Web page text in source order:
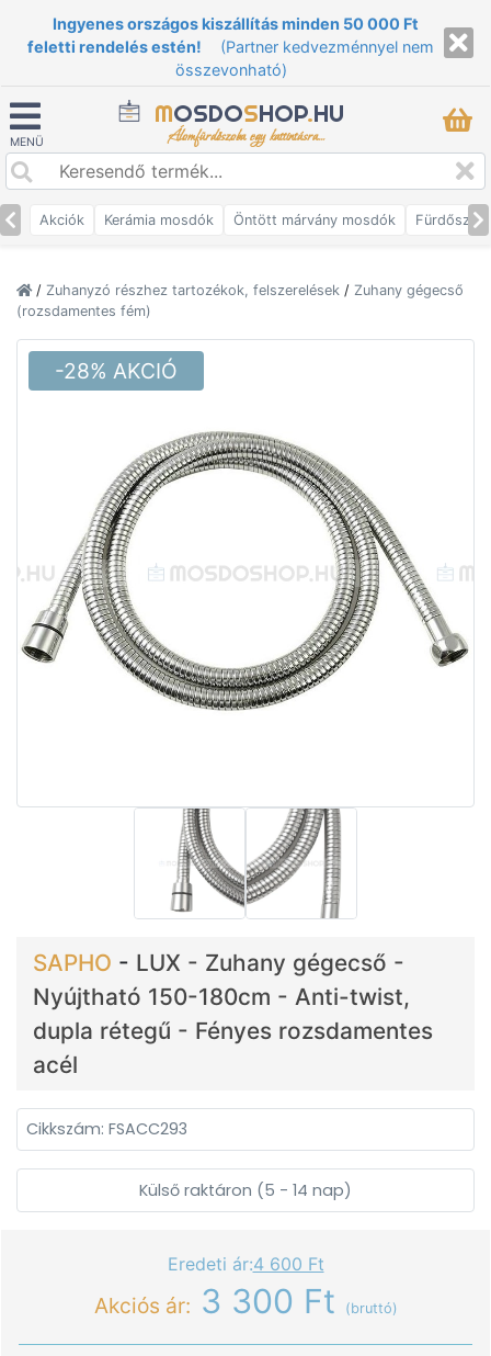
Ingyenes országos kiszállítás minden 50 000 Ft
feletti rendelés estén!
(Partner kedvezménnyel nem
összevonható)
MENÜ
MOSDOSHOP.HU
Álomfürdőszoba egy kattintásra...
Akciók Kerámia mosdók Öntött márvány mosdók
/ Zuhanyzó részhez tartozékok, felszerelések / Zuhany gégecső
(rozsdamentes fém)
-28% AKCIÓ
SAPHO - LUX - Zuhany gégecső -
Nyújtható 150-180cm - Anti-twist,
dupla rétegű - Fényes rozsdamentes
acél
Cikkszám: FSACC293
Külső raktáron (5 - 14 nap)
Eredeti ár:4 600 Ft
Akciós ár: 3 300 Ft (bruttó)